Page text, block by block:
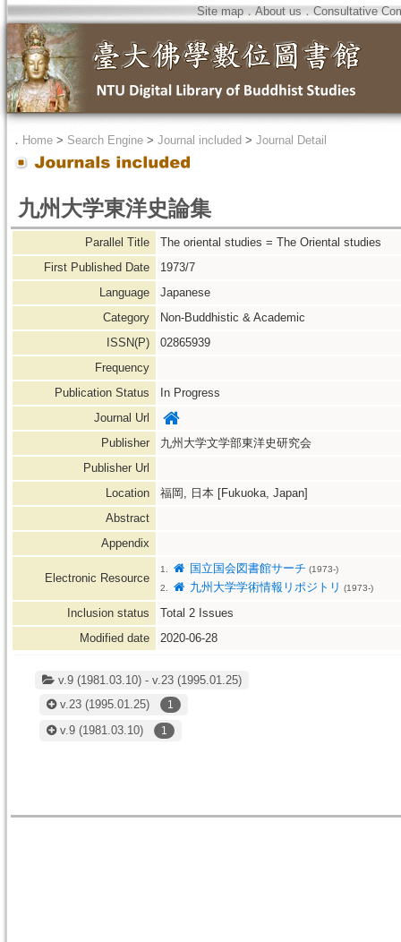
Site map．About us ． Consultative
． Home > Search Engine > Journal included > Journal Detail
九州大学東洋史論集
Parallel Title
The oriental studies = The Oriental studies
First Published Date
1973/7
Language
Japanese
Category
Non-Buddhistic & Academic
ISSN(P)
02865939
Frequency
Publication Status
In Progress
Journal Url
Publisher
九州大学文学部東洋史研究会
Publisher Url
Location
福岡, 日本 [Fukuoka, Japan]
Abstract
Appendix
Electronic Resource
1. 国立国会図書館サーチ (1973-)
2.
九州大学学術情報リポジトリ (1973-)
Inclusion status Total 2 Issues
Modified date
2020-06-28
v.9 (1981.03.10) - v.23 (1995.01.25)
v.23 (1995.01.25) 1
v.9 (1981.03.10) 1